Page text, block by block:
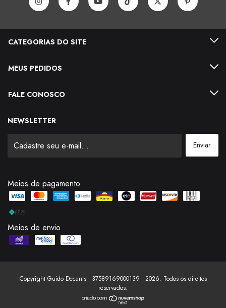
CATEGORIAS DO SITE
MEUS PEDIDOS
FALE CONOSCO
NEWSLETTER
Meios de pagamento
Meios de envio
Copyright Guido Decants - 37589169000139 - 2026. Todos os direitos
reservados.